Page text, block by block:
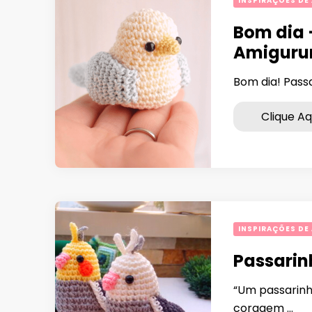
Bom dia
Bom dia!
Clique
INSPIRAÇÕES
“Um
coragem …